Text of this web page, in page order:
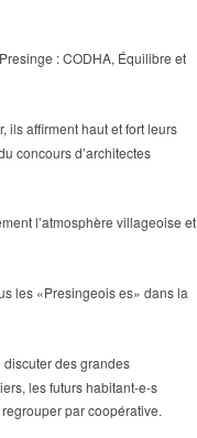
: CODHA, Équilibre et
ils affirment haut et fort leurs
concours d’architectes
l’atmosphère villageoise et
les «Presingeois es» dans la
discuter des grandes
les futurs habitant-e-s
par coopérative.